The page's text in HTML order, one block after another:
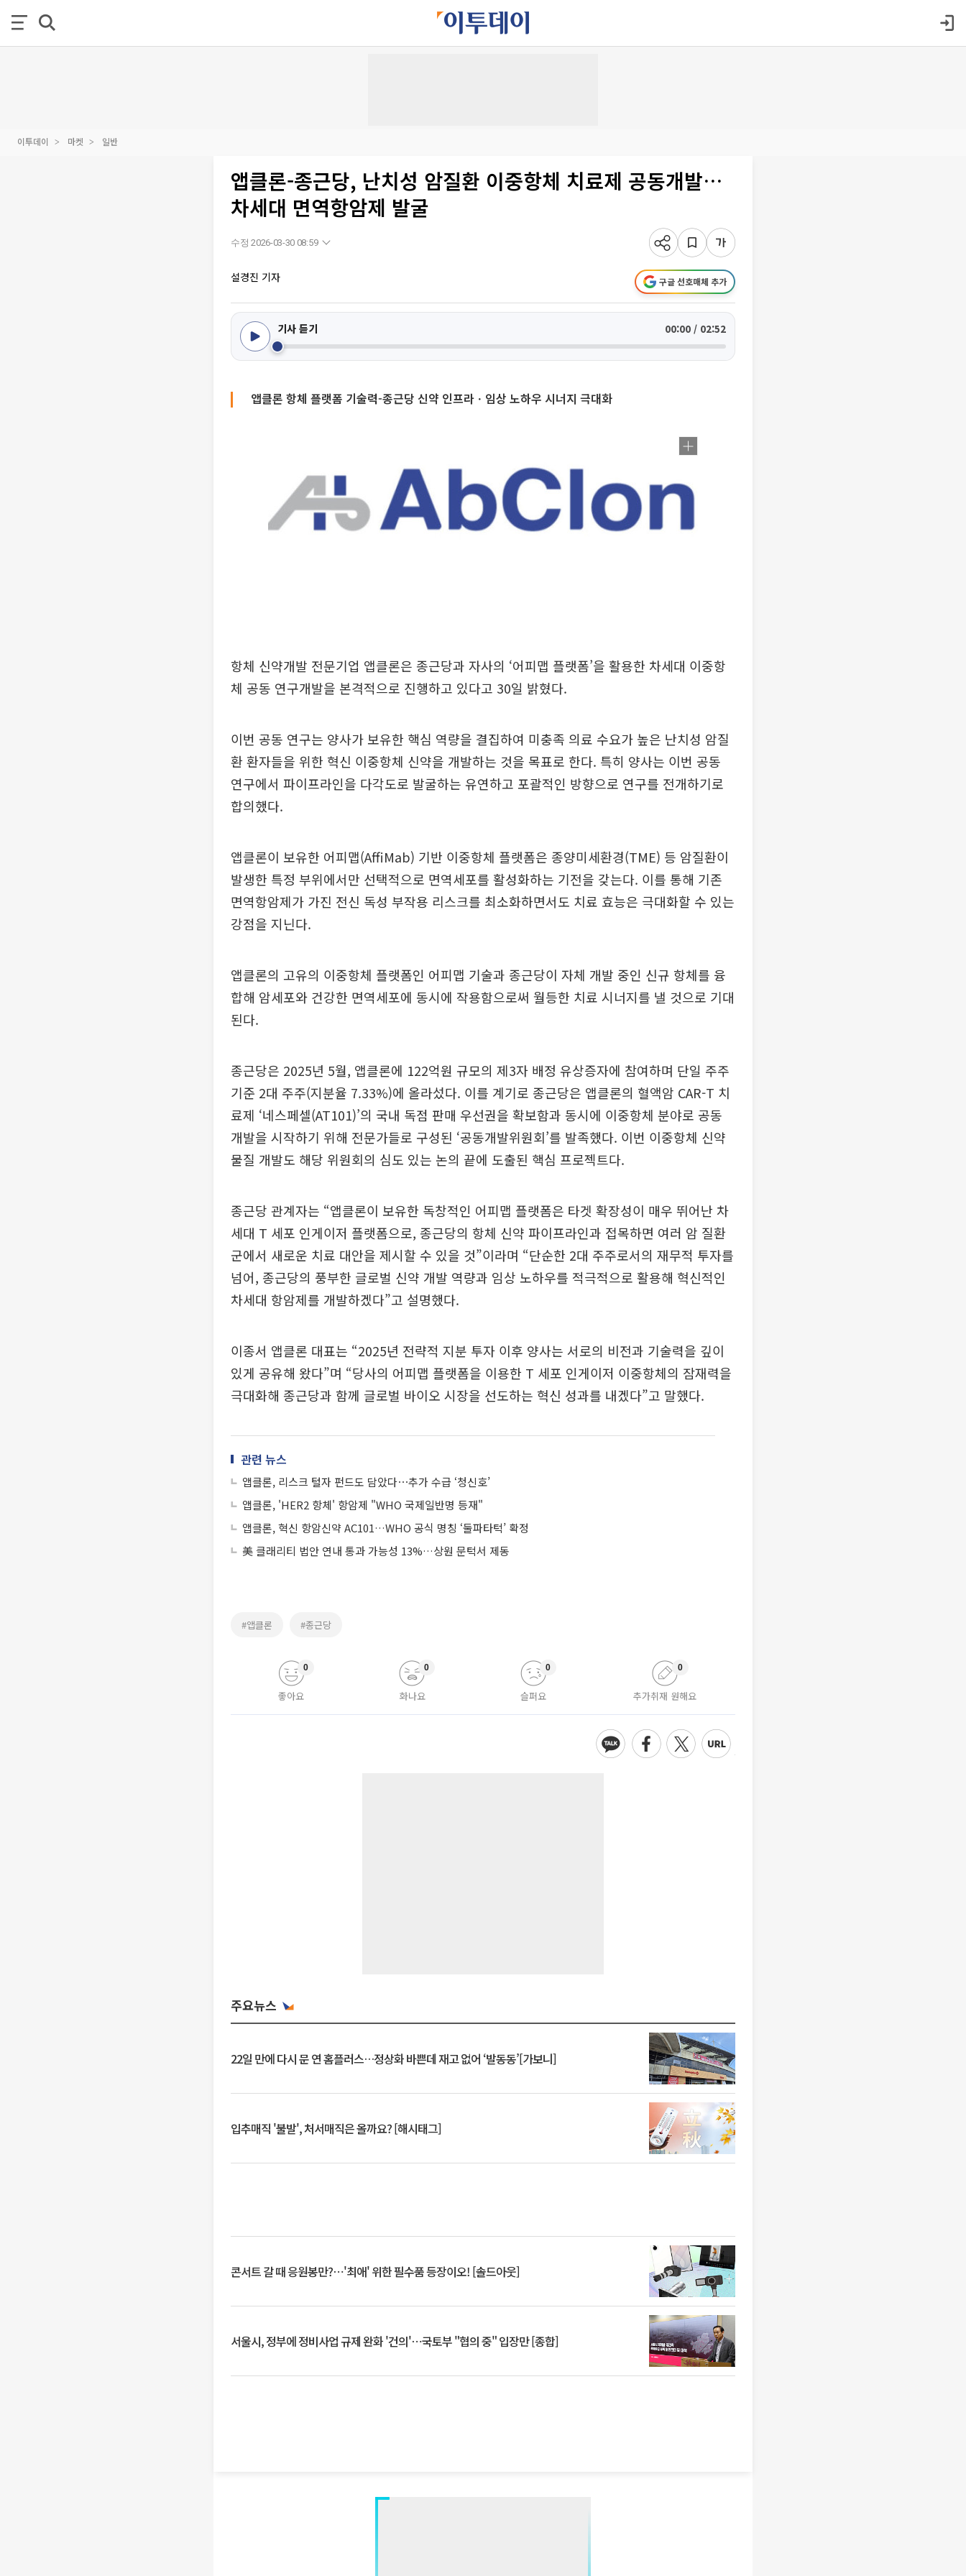
이투데이 마켓 일반
앱클론-종근당, 난치성 암질환 이중항체 치료제 공동개발…
차세대 면역항암제 발굴
수정 2026-03-30 08:59
설경진 기자 구글 선호매체 추가
기사 듣기 00:00 / 02:52
앱클론 항체 플랫폼 기술력-종근당 신약 인프라ㆍ임상 노하우 시너지 극대화
항체 신약개발 전문기업 앱클론은 종근당과 자사의 ‘어피맵 플랫폼’을 활용한 차세대 이중항
체 공동 연구개발을 본격적으로 진행하고 있다고 30일 밝혔다.
이번 공동 연구는 양사가 보유한 핵심 역량을 결집하여 미충족 의료 수요가 높은 난치성 암질
환 환자들을 위한 혁신 이중항체 신약을 개발하는 것을 목표로 한다. 특히 양사는 이번 공동
연구에서 파이프라인을 다각도로 발굴하는 유연하고 포괄적인 방향으로 연구를 전개하기로
합의했다.
앱클론이 보유한 어피맵(AffiMab) 기반 이중항체 플랫폼은 종양미세환경(TME) 등 암질환이
발생한 특정 부위에서만 선택적으로 면역세포를 활성화하는 기전을 갖는다. 이를 통해 기존
면역항암제가 가진 전신 독성 부작용 리스크를 최소화하면서도 치료 효능은 극대화할 수 있는
강점을 지닌다.
앱클론의 고유의 이중항체 플랫폼인 어피맵 기술과 종근당이 자체 개발 중인 신규 항체를 융
합해 암세포와 건강한 면역세포에 동시에 작용함으로써 월등한 치료 시너지를 낼 것으로 기대
된다.
종근당은 2025년 5월, 앱클론에 122억원 규모의 제3자 배정 유상증자에 참여하며 단일 주주
기준 2대 주주(지분율 7.33%)에 올라섰다. 이를 계기로 종근당은 앱클론의 혈액암 CAR-T 치
료제 ‘네스페셀(AT101)’의 국내 독점 판매 우선권을 확보함과 동시에 이중항체 분야로 공동
개발을 시작하기 위해 전문가들로 구성된 ‘공동개발위원회’를 발족했다. 이번 이중항체 신약
물질 개발도 해당 위원회의 심도 있는 논의 끝에 도출된 핵심 프로젝트다.
종근당 관계자는 “앱클론이 보유한 독창적인 어피맵 플랫폼은 타겟 확장성이 매우 뛰어난 차
세대 T 세포 인게이저 플랫폼으로, 종근당의 항체 신약 파이프라인과 접목하면 여러 암 질환
군에서 새로운 치료 대안을 제시할 수 있을 것”이라며 “단순한 2대 주주로서의 재무적 투자를
넘어, 종근당의 풍부한 글로벌 신약 개발 역량과 임상 노하우를 적극적으로 활용해 혁신적인
차세대 항암제를 개발하겠다”고 설명했다.
이종서 앱클론 대표는 “2025년 전략적 지분 투자 이후 양사는 서로의 비전과 기술력을 깊이
있게 공유해 왔다”며 “당사의 어피맵 플랫폼을 이용한 T 세포 인게이저 이중항체의 잠재력을
극대화해 종근당과 함께 글로벌 바이오 시장을 선도하는 혁신 성과를 내겠다”고 말했다.
관련 뉴스
앱클론, 리스크 털자 펀드도 담았다⋯추가 수급 ‘청신호’
앱클론, 'HER2 항체' 항암제 "WHO 국제일반명 등재"
앱클론, 혁신 항암신약 AC101…WHO 공식 명칭 ‘둘파타턱’ 확정
美 클래리티 법안 연내 통과 가능성 13%…상원 문턱서 제동
#앱클론 #종근당
좋아요
0
화나요
0
슬퍼요
0
추가취재 원해요
0
주요뉴스
22일 만에 다시 문 연 홈플러스…정상화 바쁜데 재고 없어 ‘발동동’[가보니]
입추매직 '불발', 처서매직은 올까요? [해시태그]
콘서트 갈 때 응원봉만?⋯'최애' 위한 필수품 등장이오! [솔드아웃]
서울시, 정부에 정비사업 규제 완화 '건의'⋯국토부 "협의 중" 입장만 [종합]